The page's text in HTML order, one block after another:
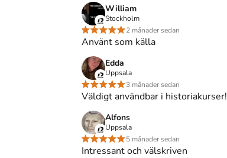
skriven av Lynn Hunt.Det är den 1a
och består av 120 sidordjupgående information
Studentlitteratur ABsom har sitt säte i Lund
Studentapan och sparauppåt 33% jämfört med
William
Stockholm
2 månader sedan
Använt som källa
Edda
Uppsala
3 månader sedan
Väldigt användbar i historiakurser!
Alfons
Uppsala
5 månader sedan
Intressant och välskriven